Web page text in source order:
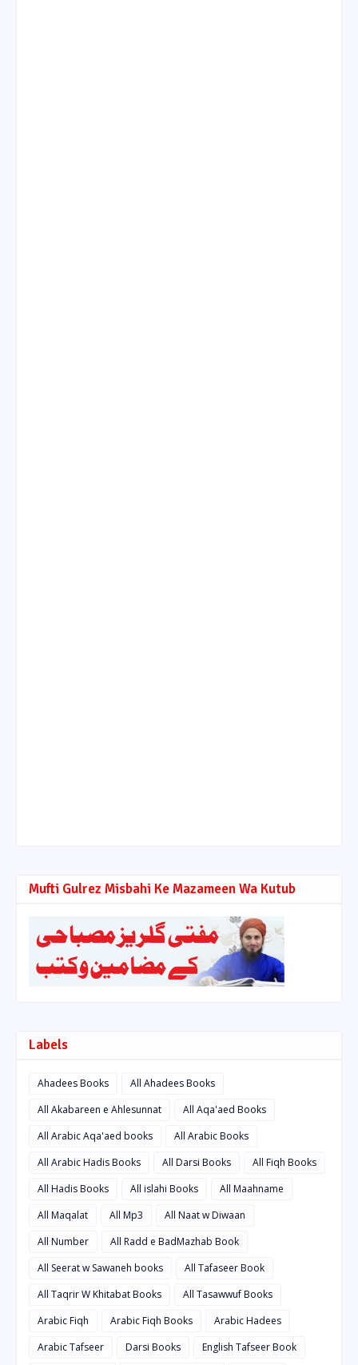
Mufti Gulrez Misbahi Ke Mazameen Wa Kutub
Labels
Ahadees Books
All Ahadees Books
All Akabareen e Ahlesunnat
All Aqa'aed Books
All Arabic Aqa'aed books
All Arabic Books
All Arabic Hadis Books
All Darsi Books
All Fiqh Books
All Hadis Books
All islahi Books
All Maahname
All Maqalat
All Mp3
All Naat w Diwaan
All Number
All Radd e BadMazhab Book
All Seerat w Sawaneh books
All Tafaseer Book
All Taqrir W Khitabat Books
All Tasawwuf Books
Arabic Fiqh
Arabic Fiqh Books
Arabic Hadees
Arabic Tafseer
Darsi Books
English Tafseer Book